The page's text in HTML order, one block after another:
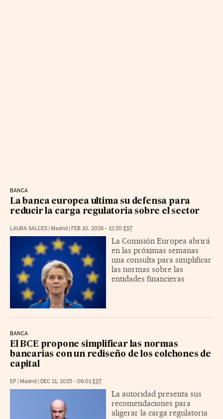
BANCA
La banca europea ultima su defensa para
reducir la carga regulatoria sobre el sector
LAURA SALCES | Madrid | FEB 10, 2026 - 12:20 EST
La Comisión Europea abrirá
en las próximas semanas
una consulta para simplificar
las normas sobre las
entidades financieras
BANCA
El BCE propone simplificar las normas
bancarias con un rediseño de los colchones de
capital
EP | Madrid | DEC 11, 2025 - 06:01 EST
La autoridad presenta sus
recomendaciones para
aligerar la carga regulatoria